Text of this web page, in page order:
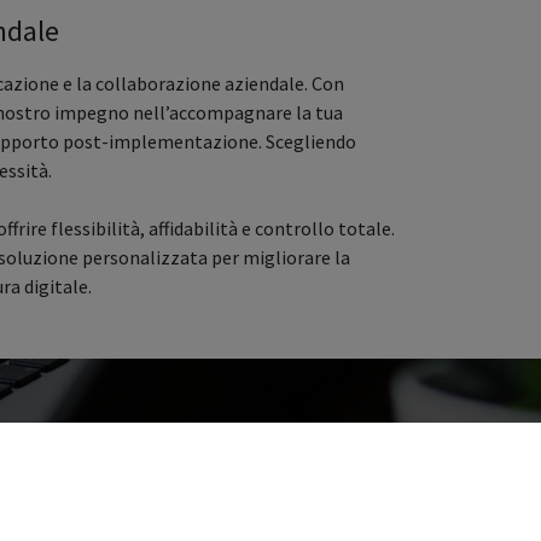
e la collaborazione aziendale. Con
impegno nell’accompagnare la tua
post-implementazione. Scegliendo
flessibilità, affidabilità e controllo totale.
personalizzata per migliorare la
digitale.